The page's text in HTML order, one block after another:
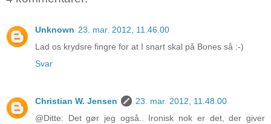
Unknown 23. mar. 2012, 11.46.00
Lad os krydsre fingre for at I snart skal på Bones så :-)
Svar
Christian W. Jensen
23. mar. 2012, 11.48.00
@Ditte: Det gør jeg også.. Ironisk nok er det, der giver